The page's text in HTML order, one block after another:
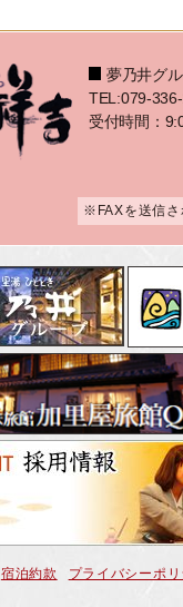
夢乃井グ
TEL:079-
受付時間：
※FAXを送信さ
宿泊約款 プライバシーポリ